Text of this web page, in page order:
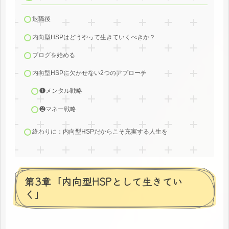
退職後
内向型HSPはどうやって生きていくべきか？
ブログを始める
内向型HSPに欠かせない2つのアプローチ
❶メンタル戦略
❷マネー戦略
終わりに：内向型HSPだからこそ充実する人生を
第3章「内向型HSPとして生きてい
く」